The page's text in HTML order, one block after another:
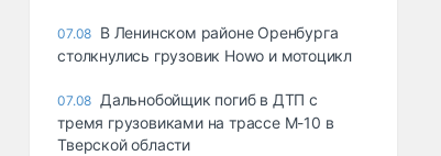
07.08 В Ленинском районе Оренбурга
столкнулись грузовик Howo и мотоцикл
07.08 Дальнобойщик погиб в ДТП с
тремя грузовиками на трассе М-10 в
Тверской области